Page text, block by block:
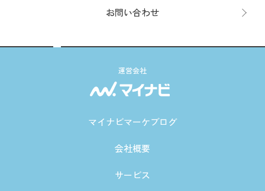
お問い合わせ
運営会社
マイナビマーケブログ
会社概要
サービス